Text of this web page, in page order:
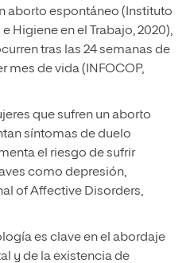
aborto espontáneo (Instituto
Higiene en el Trabajo, 2020),
tras las 24 semanas de
mes de vida (INFOCOP,
que sufren un aborto
síntomas de duelo
el riesgo de sufrir
como depresión,
of Affective Disorders,
es clave en el abordaje
y de la existencia de